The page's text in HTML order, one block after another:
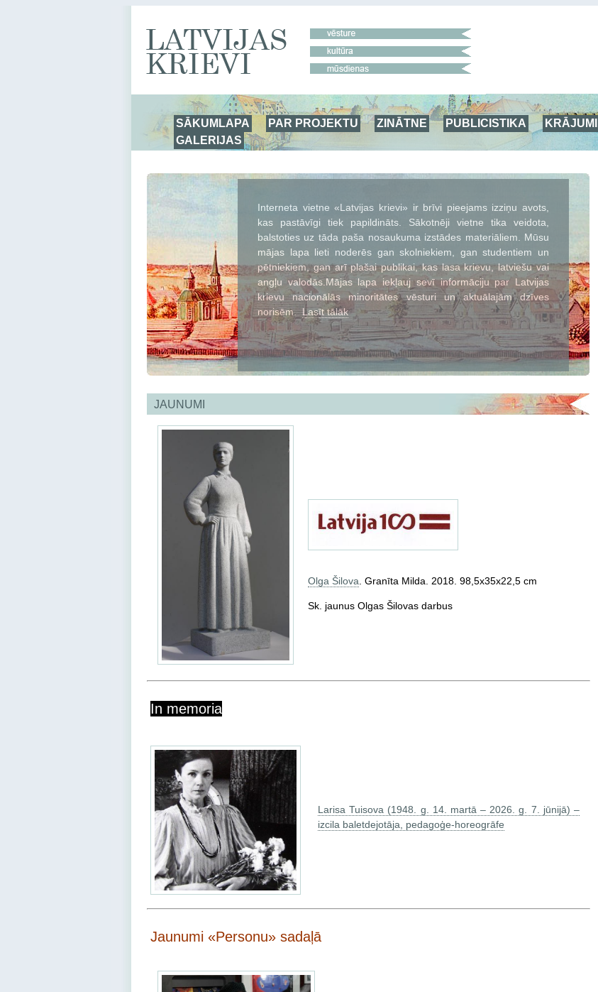
SĀKUMLAPA PAR PROJEKTU ZINĀTNE PUBLICISTIKA KRĀJUMI
GALERIJAS
Interneta vietne «Latvijas krievi» ir brīvi pieejams izziņu avots,
kas pastāvīgi tiek papildināts. Sākotnēji vietne tika veidota,
balstoties uz tāda paša nosaukuma izstādes materiāliem. Mūsu
mājas lapa lieti noderēs gan skolniekiem, gan studentiem un
pētniekiem, gan arī plašai publikai, kas lasa krievu, latviešu vai
angļu valodās.Mājas lapa iekļauj sevī informāciju par Latvijas
krievu nacionālās minoritātes vēsturi un aktuālajām dzīves
norisēm.Lasīt tālāk
JAUNUMI
Olga Šilova . Granīta Milda. 2018. 98,5x35x22,5 cm
Sk. jaunus Olgas Šilovas darbus
In memoria
Larisa Tuisova (1948. g. 14. martā – 2026. g. 7. jūnijā) –
izcila baletdejotāja, pedagoģe-horeogrāfe
Jaunumi «Personu» sadaļā